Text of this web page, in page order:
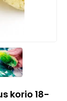
korio 18-